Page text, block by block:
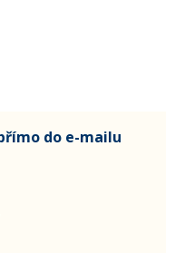
do e-mailu